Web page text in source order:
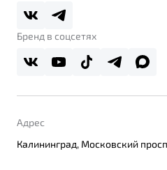
Belgee Плюс
Реферальная программа
Правовая информация
Бренд в соцсетях
Адрес
Калининград, Московский